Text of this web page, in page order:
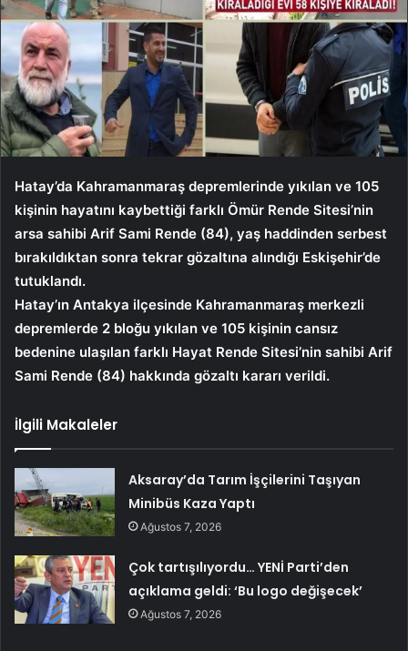
Hatay’da Kahramanmaraş depremlerinde yıkılan ve 105
kişinin hayatını kaybettiği farklı Ömür Rende Sitesi’nin
arsa sahibi Arif Sami Rende (84), yaş haddinden serbest
bırakıldıktan sonra tekrar gözaltına alındığı Eskişehir’de
tutuklandı.
Hatay’ın Antakya ilçesinde Kahramanmaraş merkezli
depremlerde 2 bloğu yıkılan ve 105 kişinin cansız
bedenine ulaşılan farklı Hayat Rende Sitesi’nin sahibi Arif
Sami Rende (84) hakkında gözaltı kararı verildi.
İlgili Makaleler
Aksaray’da Tarım İşçilerini Taşıyan
Minibüs Kaza Yaptı
Ağustos 7, 2026
Çok tartışılıyordu… YENİ Parti’den
açıklama geldi: ‘Bu logo değişecek’
Ağustos 7, 2026